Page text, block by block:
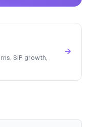
SIP growth,
→